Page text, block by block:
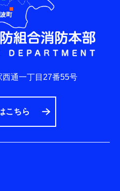
西通一丁目27番55号
こちら